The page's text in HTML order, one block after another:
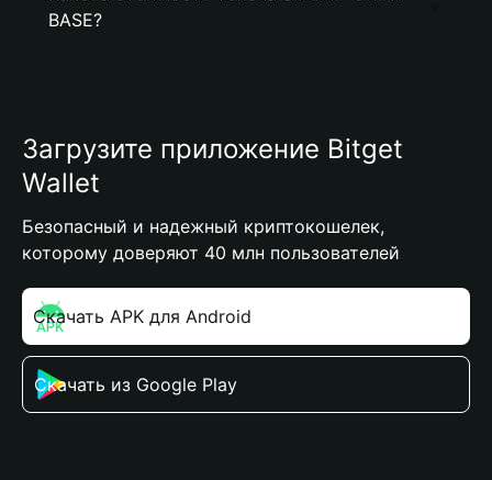
BASE?
Загрузите приложение Bitget
Wallet
Безопасный и надежный криптокошелек,
которому доверяют 40 млн пользователей
Скачать APK для Android
Скачать из Google Play